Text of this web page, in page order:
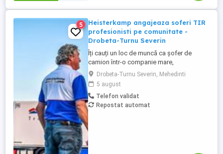
5
Heisterkamp angajeaza soferi TIR
profesionisti pe comunitate -
Drobeta-Turnu Severin
Îți cauți un loc de muncă ca șofer de
camion într-o companie mare,
internațională și stabilă? Atunci vino în
echipa Heisterkamp! Angajăm șoferi cu
sau fără experiență și echipaje pentru
transport internațional. Beneficii: training
de inițiere la începutul activității în cadrul
Drobeta-Turnu Severin, Mehedinti
5 august
Telefon validat
Repostat automat